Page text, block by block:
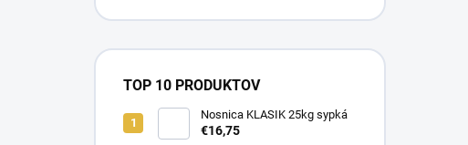
TOP 10 PRODUKTOV
Nosnica KLASIK 25kg sypká
€16,75